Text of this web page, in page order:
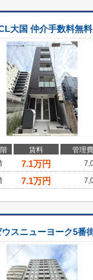
大国 仲介手数料無料
賃料 管理
7.1万円
7.1万円
ウスニューヨーク5番